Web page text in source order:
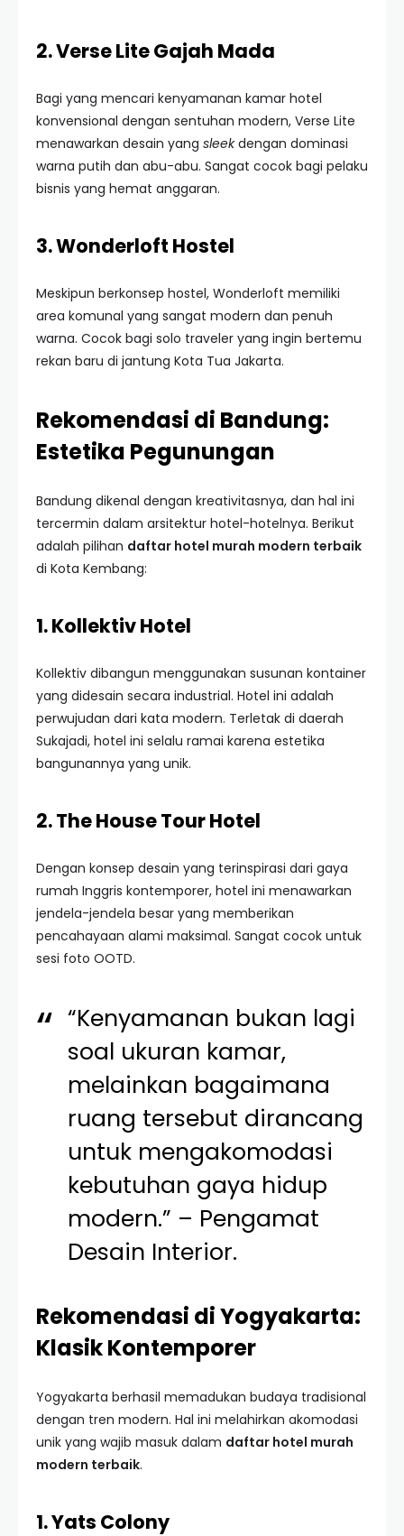
2. Verse Lite Gajah Mada
Bagi yang mencari kenyamanan kamar hotel
konvensional dengan sentuhan modern, Verse Lite
menawarkan desain yang sleekdengan dominasi
warna putih dan abu-abu. Sangat cocok bagi pelaku
bisnis yang hemat anggaran.
3. Wonderloft Hostel
Meskipun berkonsep hostel, Wonderloft memiliki
area komunal yang sangat modern dan penuh
warna. Cocok bagi solo traveler yang ingin bertemu
rekan baru di jantung Kota Tua Jakarta.
Rekomendasi di Bandung:
Estetika Pegunungan
Bandung dikenal dengan kreativitasnya, dan hal ini
tercermin dalam arsitektur hotel-hotelnya. Berikut
adalah pilihan daftar hotel murah modern terbaik
di Kota Kembang:
1. Kollektiv Hotel
Kollektiv dibangun menggunakan susunan kontainer
yang didesain secara industrial. Hotel ini adalah
perwujudan dari kata modern. Terletak di daerah
Sukajadi, hotel ini selalu ramai karena estetika
bangunannya yang unik.
2. The House Tour Hotel
Dengan konsep desain yang terinspirasi dari gaya
rumah Inggris kontemporer, hotel ini menawarkan
jendela-jendela besar yang memberikan
pencahayaan alami maksimal. Sangat cocok untuk
sesi foto OOTD.
“Kenyamanan bukan lagi
soal ukuran kamar,
melainkan bagaimana
ruang tersebut dirancang
untuk mengakomodasi
kebutuhan gaya hidup
modern.” – Pengamat
Desain Interior.
Rekomendasi di Yogyakarta:
Klasik Kontemporer
Yogyakarta berhasil memadukan budaya tradisional
dengan tren modern. Hal ini melahirkan akomodasi
unik yang wajib masuk dalam daftar hotel murah
modern terbaik.
1. Yats Colony